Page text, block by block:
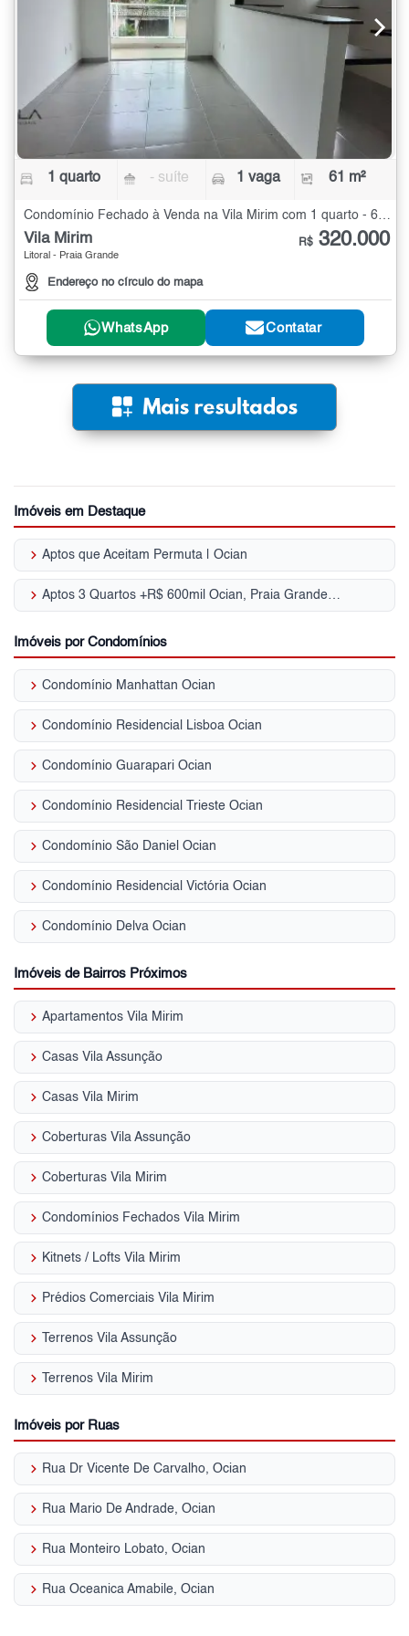
1 quarto - suíte 1 vaga 61 m²
Condomínio Fechado à Venda na Vila Mirim com 1 quarto - 61 m²
Vila Mirim
Litoral - Praia Grande
Endereço no círculo do mapa
R$ 320.000
WhatsApp Contatar
Imóveis em Destaque
keyboard_arrow_right Aptos que Aceitam Permuta | Ocian
keyboard_arrow_right Aptos 3 Quartos +R$ 600mil Ocian, Praia Grande, SP
Imóveis por Condomínios
keyboard_arrow_right Condomínio Manhattan Ocian
keyboard_arrow_right Condomínio Residencial Lisboa Ocian
keyboard_arrow_right Condomínio Guarapari Ocian
keyboard_arrow_right Condomínio Residencial Trieste Ocian
keyboard_arrow_right Condomínio São Daniel Ocian
keyboard_arrow_right Condomínio Residencial Victória Ocian
keyboard_arrow_right Condomínio Delva Ocian
Imóveis de Bairros Próximos
keyboard_arrow_right Apartamentos Vila Mirim
keyboard_arrow_right Casas Vila Assunção
keyboard_arrow_right Casas Vila Mirim
keyboard_arrow_right Coberturas Vila Assunção
keyboard_arrow_right Coberturas Vila Mirim
keyboard_arrow_right Condomínios Fechados Vila Mirim
keyboard_arrow_right Kitnets / Lofts Vila Mirim
keyboard_arrow_right Prédios Comerciais Vila Mirim
keyboard_arrow_right Terrenos Vila Assunção
keyboard_arrow_right Terrenos Vila Mirim
Imóveis por Ruas
keyboard_arrow_right Rua Dr Vicente De Carvalho, Ocian
keyboard_arrow_right Rua Mario De Andrade, Ocian
keyboard_arrow_right Rua Monteiro Lobato, Ocian
keyboard_arrow_right Rua Oceanica Amabile, Ocian